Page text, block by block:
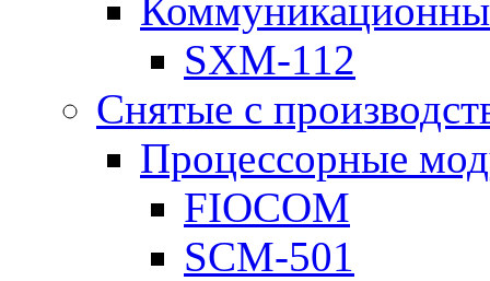
SXM-112
Снятые с
Процессорные
FIOCOM
SCM-501